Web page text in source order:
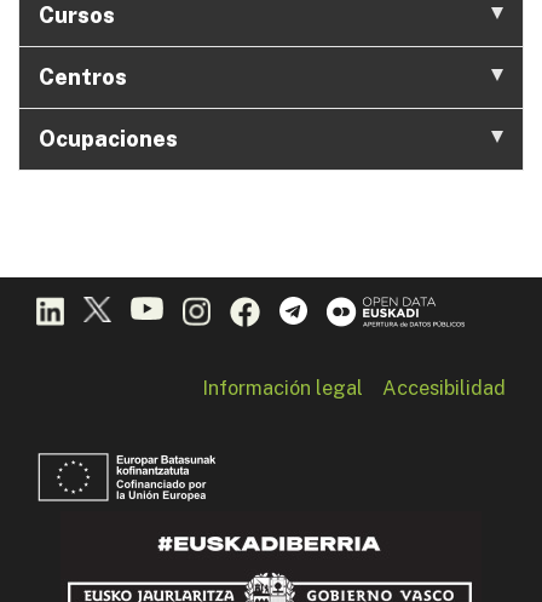
Cursos
Centros
Ocupaciones
Información legal Accesibilidad